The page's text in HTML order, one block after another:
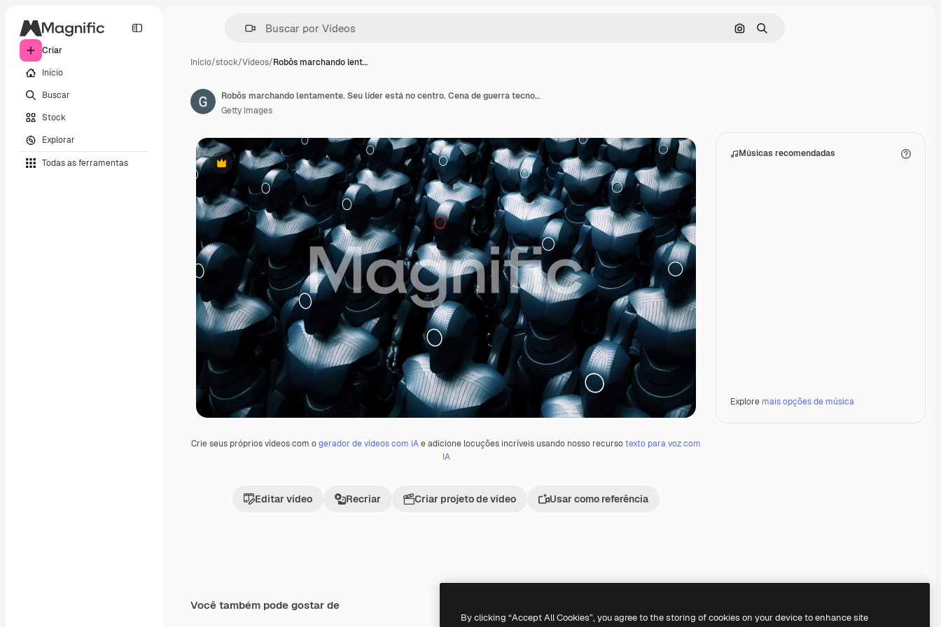
Criar
Início
Buscar
Stock
Explorar
Todas as ferramentas
Pesquisar por imagem
Buscar
Início/stock/Vídeos/Robôs marchando lent…
Premium
Crie seus próprios vídeos com ogerador de vídeos com IAe adicione locuções incríveis usando nosso recursotexto para voz com
IA
Editar vídeo Recriar Criar projeto de vídeo Usar como referência
Músicas recomendadas
Explore mais opções de música
Robôs marchando lentamente. Seu líder está no centro. Cena de guerra tecnológica
Getty Images
Você também pode gostar de
Premium
Premium Premium
Premium
By clicking “Accept All Cookies”, you agree to the storing of cookies on your device to enhance site